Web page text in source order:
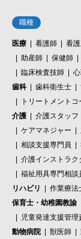
職種
医療 看護師 看
助産師
保健師
臨床検査技師
歯科
歯科衛生士
トリートメント
介護
介護スタッフ
ケアマネジャー
相談支援専門員
介護インストラク
福祉用具専門相談
リハビリ
作業療法
保育士・幼稚園教諭
児童発達支援管理
動物病院
獣医師